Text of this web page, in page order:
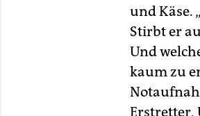
und Käse.
Stirbt er
Und
kaum zu
Erstretter,